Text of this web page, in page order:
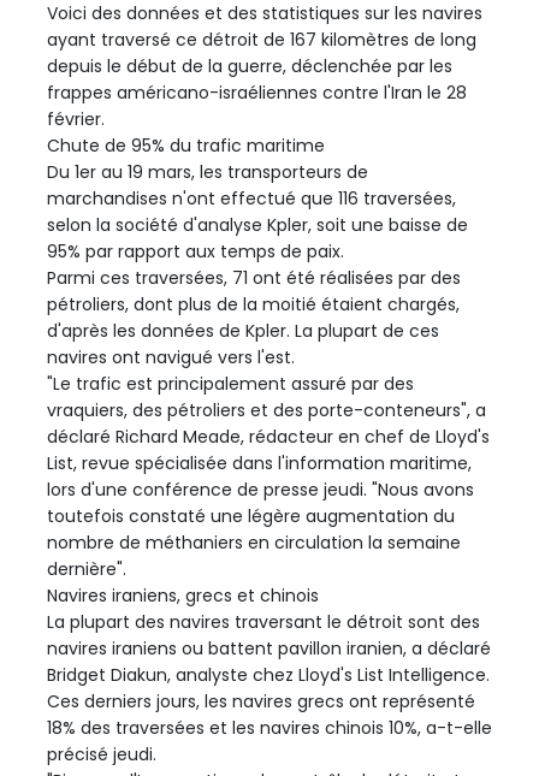
Voici des données et des statistiques sur les navires
ayant traversé ce détroit de 167 kilomètres de long
depuis le début de la guerre, déclenchée par les
frappes américano-israéliennes contre l'Iran le 28
février.
Chute de 95% du trafic maritime
Du 1er au 19 mars, les transporteurs de
marchandises n'ont effectué que 116 traversées,
selon la société d'analyse Kpler, soit une baisse de
95% par rapport aux temps de paix.
Parmi ces traversées, 71 ont été réalisées par des
pétroliers, dont plus de la moitié étaient chargés,
d'après les données de Kpler. La plupart de ces
navires ont navigué vers l'est.
"Le trafic est principalement assuré par des
vraquiers, des pétroliers et des porte-conteneurs", a
déclaré Richard Meade, rédacteur en chef de Lloyd's
List, revue spécialisée dans l'information maritime,
lors d'une conférence de presse jeudi. "Nous avons
toutefois constaté une légère augmentation du
nombre de méthaniers en circulation la semaine
dernière".
Navires iraniens, grecs et chinois
La plupart des navires traversant le détroit sont des
navires iraniens ou battent pavillon iranien, a déclaré
Bridget Diakun, analyste chez Lloyd's List Intelligence.
Ces derniers jours, les navires grecs ont représenté
18% des traversées et les navires chinois 10%, a-t-elle
précisé jeudi.